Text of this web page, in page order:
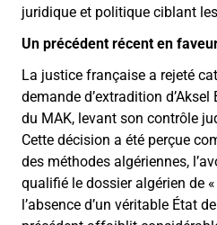
juridique et politique ciblant
Un précédent récent en
La justice française a rejeté
demande d’extradition
du MAK, levant son contrôle
Cette décision a été perçue
des méthodes algériennes,
qualifié le dossier algérien de
l’absence d’un véritable État